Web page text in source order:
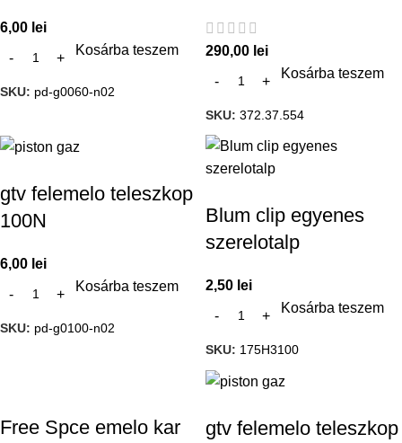
6,00 lei
Kosárba teszem
SKU: pd-g0060-n02
290,00 lei
Kosárba teszem
SKU: 372.37.554
gtv felemelo teleszkop
100N
6,00 lei
Kosárba teszem
SKU: pd-g0100-n02
Blum clip egyenes
szerelotalp
2,50 lei
Kosárba teszem
SKU: 175H3100
Free Spce emelo kar
gtv felemelo teleszkop